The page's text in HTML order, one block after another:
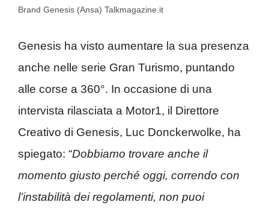
Brand Genesis (Ansa) Talkmagazine.it
Genesis ha visto aumentare la sua presenza
anche nelle serie Gran Turismo, puntando
alle corse a 360°. In occasione di una
intervista rilasciata a Motor1, il Direttore
Creativo di Genesis, Luc Donckerwolke, ha
spiegato: “Dobbiamo trovare anche il
momento giusto perché oggi, correndo con
l’instabilità dei regolamenti, non puoi